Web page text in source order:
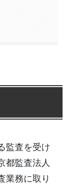
監査を受け
都監査法人
業務に取り